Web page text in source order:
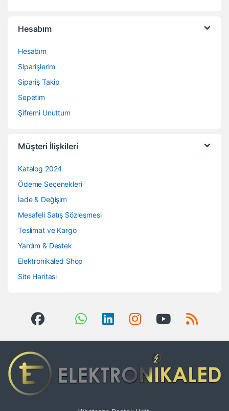
Hesabım
Hesabım
Siparişlerim
Sipariş Takip
Sepetim
Şifremi Unuttum
Müşteri İlişkileri
Katalog 2024
Ödeme Seçenekleri
İade & Değişim
Mesafeli Satış Sözleşmesi
Teslimat ve Kargo
Yardım & Destek
Elektronikaled Shop
Site Haritası